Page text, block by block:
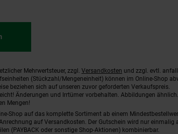
Mehrwertsteuer, zzgl. Versandkosten und zzgl. evtl.
(Stückzahl/Mengeneinheit) können im Online-Shop
beziehen sich auf unseren zuvor geforderten Verkaufspreis.
Änderungen und Irrtümer vorbehalten. Abbildungen
Mengen!
Shop auf das komplette Sortiment ab einem
auf Versandkosten. Der Gutschein wird nur
(PAYBACK oder sonstige Shop-Aktionen) kombinierbar.